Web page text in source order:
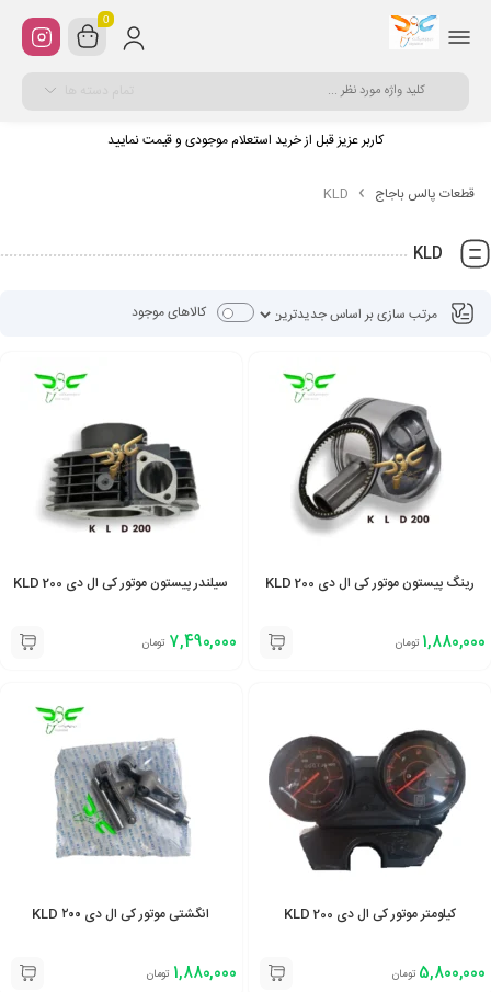
0
کاربر عزیز قبل از خرید استعلام موجودی و قیمت نمایید
قطعات پالس باجاج KLD
KLD
کالاهای موجود
رینگ پیستون موتور کی ال دی 200 KLD
1,880,000 تومان
سیلندر پیستون موتور کی ال دی 200 KLD
7,490,000 تومان
کیلومتر موتور کی ال دی 200 KLD
5,800,000 تومان
انگشتی موتور کی ال دی ۲۰۰ KLD
1,880,000 تومان